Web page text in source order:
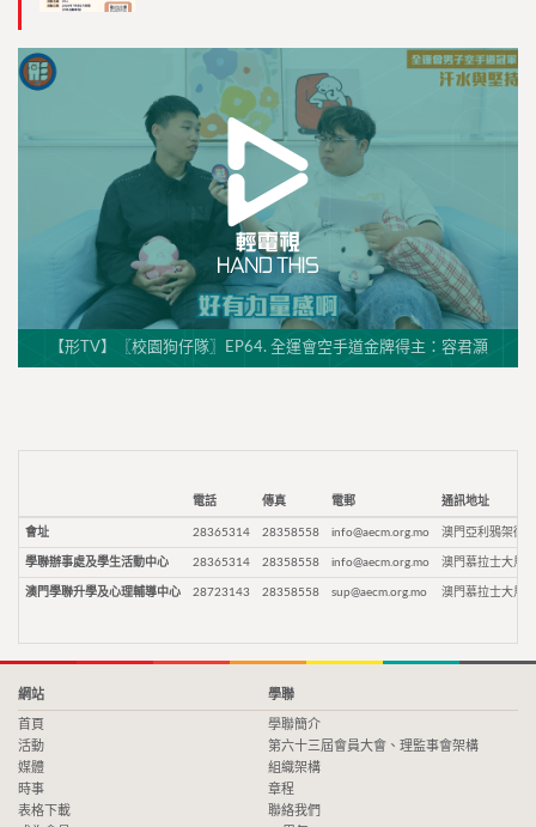
【形TV】〖校園狗仔隊〗EP64. 全運會空手道金牌得主：容君灝
電話 傳真 電郵 通訊地址
會址 28365314 28358558 info@aecm.org.mo 澳門亞利鴉架街9
學聯辦事處及學生活動中心 28365314 28358558 info@aecm.org.mo 澳門慕拉士大馬
澳門學聯升學及心理輔導中心 28723143 28358558 sup@aecm.org.mo 澳門慕拉士大馬
網站
首頁
活動
媒體
時事
表格下載
學聯
學聯簡介
第六十三屆會員大會、理監事會架構
組織架構
章程
聯絡我們